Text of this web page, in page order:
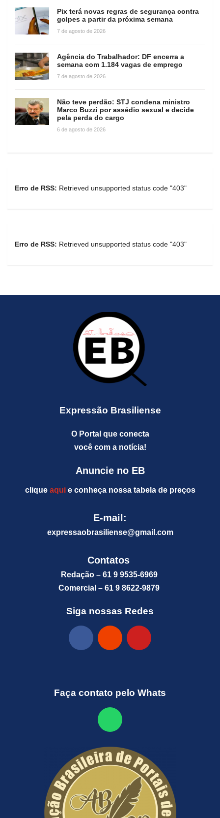
Pix terá novas regras de segurança contra
golpes a partir da próxima semana
7 de agosto de 2026
Agência do Trabalhador: DF encerra a
semana com 1.184 vagas de emprego
7 de agosto de 2026
Não teve perdão: STJ condena ministro
Marco Buzzi por assédio sexual e decide
pela perda do cargo
6 de agosto de 2026
Erro de RSS: Retrieved unsupported status code "403"
Erro de RSS: Retrieved unsupported status code "403"
Expressão Brasiliense
O Portal que conecta
você com a notícia!
Anuncie no EB
clique aquie conheça nossa tabela de preços
E-mail:
expressaobrasiliense@gmail.com
Contatos
Redação – 61 9 9535-6969
Comercial – 61 9 8622-9879
Siga nossas Redes
Faça contato pelo Whats